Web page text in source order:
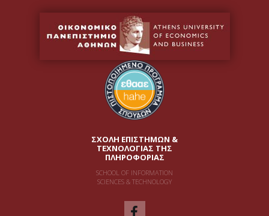
ΣΧΟΛΗ ΕΠΙΣΤΗΜΩΝ &
ΤΕΧΝΟΛΟΓΙΑΣ ΤΗΣ
ΠΛΗΡΟΦΟΡΙΑΣ
SCHOOL OF INFORMATION
SCIENCES & TECHNOLOGY